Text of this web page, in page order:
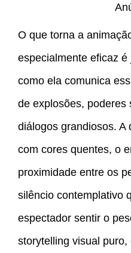
O que torna a
especialmente eficaz
como ela comunica
de explosões, poderes
diálogos grandiosos. A
com cores quentes, o
proximidade entre os
silêncio contemplativo
espectador sentir o
storytelling visual